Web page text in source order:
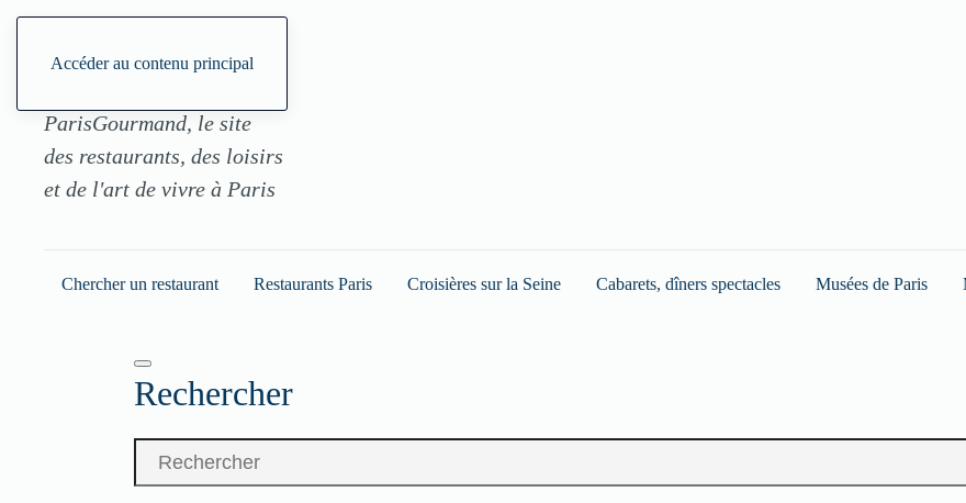
Accéder au contenu principal
ParisGourmand, le site
des restaurants, des loisirs
et de l'art de vivre à Paris
Chercher un restaurant Restaurants Paris Croisières sur la Seine Cabarets, dîners spectacles Musées de Paris
Rechercher